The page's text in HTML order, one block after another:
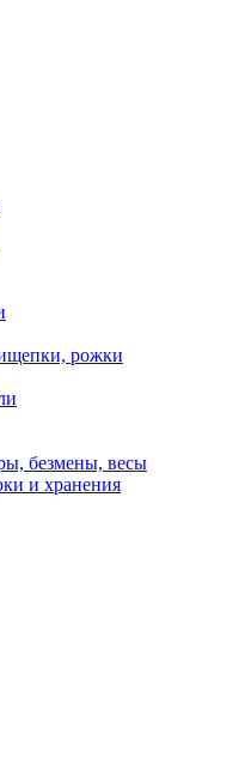
рожки
безмены, весы
и хранения